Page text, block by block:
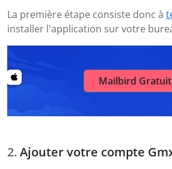
La première étape consiste donc à
installer l'application sur votre
Mailbird Gratuit
Ajouter votre compte